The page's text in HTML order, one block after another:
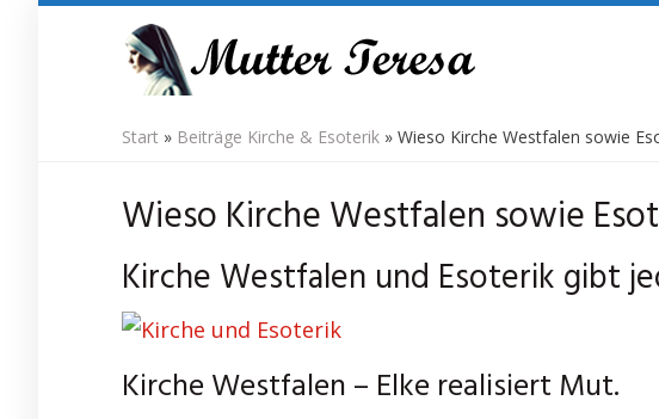
Start » Beiträge Kirche & Esoterik » Wieso Kirche Westfalen sowie
Wieso Kirche Westfalen sowie
Kirche Westfalen und Esoterik gibt
Kirche Westfalen – Elke realisiert Mut.